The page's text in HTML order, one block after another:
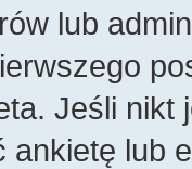
lub
Jeśli nikt
ankietę lub